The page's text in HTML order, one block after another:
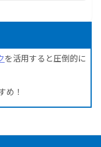
を活用すると圧倒的に
め！